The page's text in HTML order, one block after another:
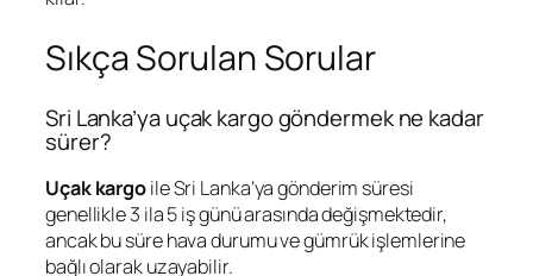
Sıkça Sorulan Sorular
Sri Lanka’ya uçak kargo göndermek ne kadar
sürer?
Uçak kargoile Sri Lanka’ya gönderim süresi
genellikle 3 ila 5 iş günü arasında değişmektedir,
ancak bu süre hava durumu ve gümrük işlemlerine
bağlı olarak uzayabilir.